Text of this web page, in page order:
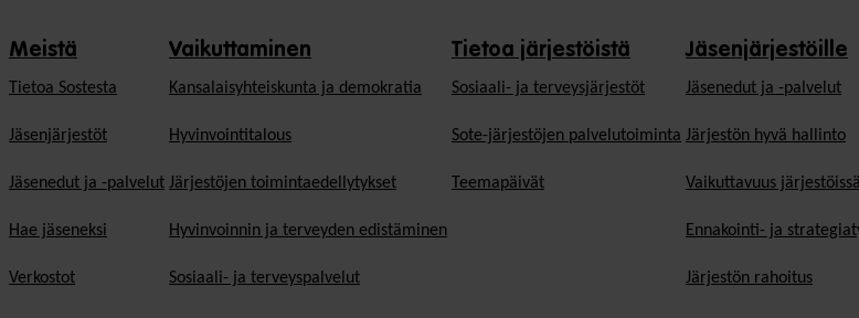
Meistä
Tietoa Sostesta
Jäsenjärjestöt
Jäsenedut ja -palvelut
Hae jäseneksi
Verkostot
Vaikuttaminen
Kansalaisyhteiskunta ja demokratia
Hyvinvointitalous
Järjestöjen toimintaedellytykset
Hyvinvoinnin ja terveyden edistäminen
Sosiaali- ja terveyspalvelut
Tietoa järjestöistä
Sosiaali- ja terveysjärjestöt
Sote-järjestöjen palvelutoiminta
Teemapäivät
Jäsenjärjestöille
Jäsen­edut ja -palvelut
Järjestön hyvä hallinto
Vaikuttavuus järjestöissä
Ennakointi- ja
Järjestön rahoitus